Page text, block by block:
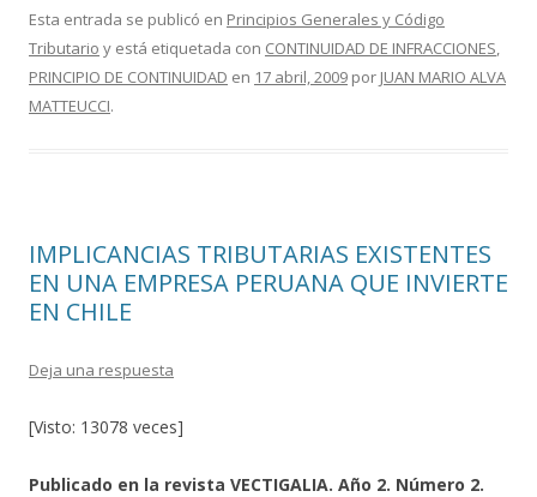
e
b
o
itt
er
m
p
Esta entrada se publicó en Principios Generales y Código
Tributario y está etiquetada con CONTINUIDAD DE INFRACCIONES,
PRINCIPIO DE CONTINUIDAD en 17 abril, 2009 por JUAN MARIO ALVA
MATTEUCCI.
IMPLICANCIAS TRIBUTARIAS EXISTENTES
EN UNA EMPRESA PERUANA QUE INVIERTE
EN CHILE
Deja una respuesta
[Visto: 13078 veces]
Publicado en la revista VECTIGALIA. Año 2. Número 2.